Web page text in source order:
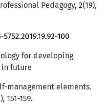
Pedagogy, 2(19),
100
for developing
future
management elements.
151-159.